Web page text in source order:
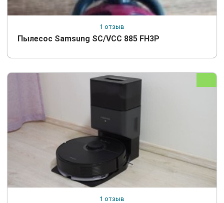
1 отзыв
Пылесос Samsung SC/VCC 885 FH3P
1 отзыв